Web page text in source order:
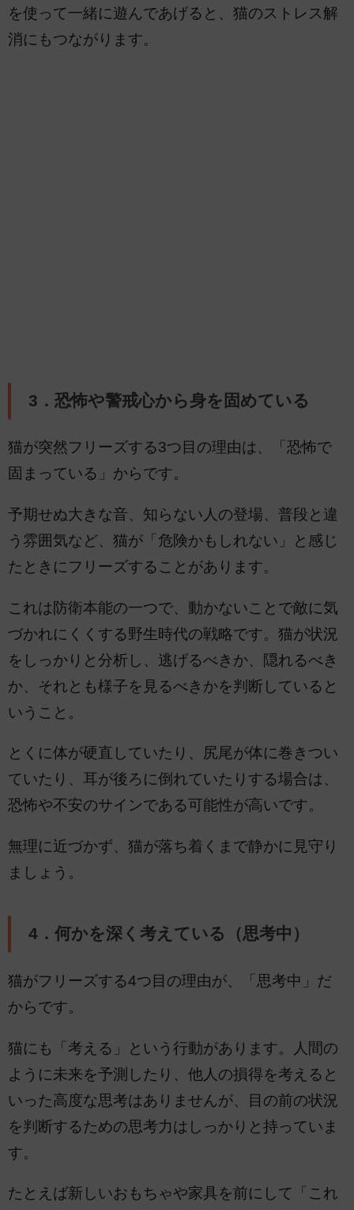
を使って一緒に遊んであげると、猫のストレス解
消にもつながります。
3．恐怖や警戒心から身を固めている
猫が突然フリーズする3つ目の理由は、「恐怖で
固まっている」からです。
予期せぬ大きな音、知らない人の登場、普段と違
う雰囲気など、猫が「危険かもしれない」と感じ
たときにフリーズすることがあります。
これは防衛本能の一つで、動かないことで敵に気
づかれにくくする野生時代の戦略です。猫が状況
をしっかりと分析し、逃げるべきか、隠れるべき
か、それとも様子を見るべきかを判断していると
いうこと。
とくに体が硬直していたり、尻尾が体に巻きつい
ていたり、耳が後ろに倒れていたりする場合は、
恐怖や不安のサインである可能性が高いです。
無理に近づかず、猫が落ち着くまで静かに見守り
ましょう。
4．何かを深く考えている（思考中）
猫がフリーズする4つ目の理由が、「思考中」だ
からです。
猫にも「考える」という行動があります。人間の
ように未来を予測したり、他人の損得を考えると
いった高度な思考はありませんが、目の前の状況
を判断するための思考力はしっかりと持っていま
す。
たとえば新しいおもちゃや家具を前にして「これ